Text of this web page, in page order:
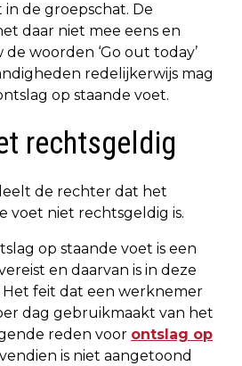
de groepschat. De
daar niet mee eens en
woorden ‘Go out today’
redelijkerwijs mag
op staande voet.
rechtsgeldig
de rechter dat het
voet niet rechtsgeldig is.
op staande voet is een
en daarvan is in deze
Het feit dat een werknemer
dag gebruikmaakt van het
reden voor ontslag op
is niet aangetoond